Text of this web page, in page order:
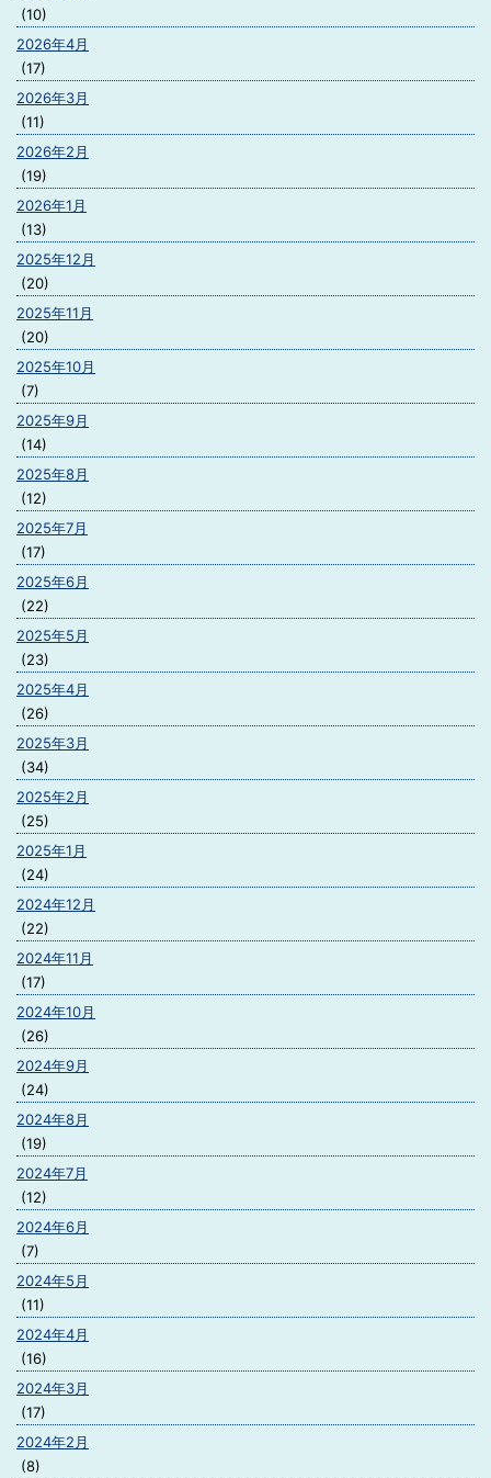
(10)
2026年4月
(17)
2026年3月
(11)
2026年2月
(19)
2026年1月
(13)
2025年12月
(20)
2025年11月
(20)
2025年10月
(7)
2025年9月
(14)
2025年8月
(12)
2025年7月
(17)
2025年6月
(22)
2025年5月
(23)
2025年4月
(26)
2025年3月
(34)
2025年2月
(25)
2025年1月
(24)
2024年12月
(22)
2024年11月
(17)
2024年10月
(26)
2024年9月
(24)
2024年8月
(19)
2024年7月
(12)
2024年6月
(7)
2024年5月
(11)
2024年4月
(16)
2024年3月
(17)
2024年2月
(8)